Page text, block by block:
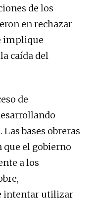
de los
en rechazar
implique
caída del
de
bases obreras
que el gobierno
a los
intentar utilizar